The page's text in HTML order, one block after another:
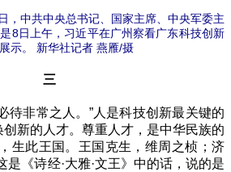
，中共中央总书记、国家主席、中央军委主
8日上午，习近平在广州察看广东科技创新
示。 新华社记者 燕雁/摄
三
非常之人。”人是科技创新最关键的
新的人才。尊重人才，是中华民族的
生此王国。王国克生，维周之桢；济
是《诗经·大雅·文王》中的话，说的是